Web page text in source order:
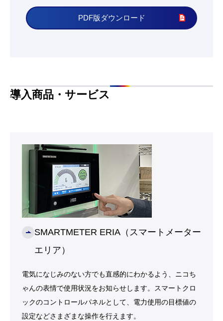
PDF版ダウンロード
導入商品・サービス
SMARTMETER ERIA（スマートメーター
エリア）
電気になじみのない方でも直感的にわかるよう、ニコち
ゃんの表情で使用状況をお知らせします。スマートクロ
ックのコントロールパネルとして、電力使用の目標値の
設定などさまざまな操作を行えます。